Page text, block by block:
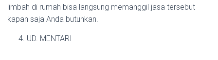
limbah di rumah bisa langsung memanggil jasa tersebut
kapan saja Anda butuhkan.
UD. MENTARI